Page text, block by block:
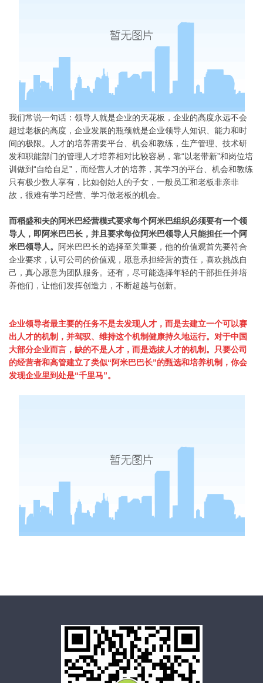
我们常说一句话：领导人就是企业的天花板，企业的高度永远不会
超过老板的高度，企业发展的瓶颈就是企业领导人知识、能力和时
间的极限。人才的培养需要平台、机会和教练，生产管理、技术研
发和职能部门的管理人才培养相对比较容易，靠“以老带新”和岗位培
训做到“自给自足”，而经营人才的培养，其学习的平台、机会和教练
只有极少数人享有，比如创始人的子女，一般员工和老板非亲非
故，很难有学习经营、学习做老板的机会。
而稻盛和夫的阿米巴经营模式要求每个阿米巴组织必须要有一个领
导人，即阿米巴巴长，并且要求每位阿米巴领导人只能担任一个阿
米巴领导人。
阿米巴巴长的选择至关重要，他的价值观首先要符合
企业要求，认可公司的价值观，愿意承担经营的责任，喜欢挑战自
己，真心愿意为团队服务。还有，尽可能选择年轻的干部担任并培
养他们，让他们发挥创造力，不断超越与创新。
企业领导者最主要的任务不是去发现人才，而是去建立一个可以赛
出人才的机制，并驾驭、维持这个机制健康持久地运行。对于中国
大部分企业而言，缺的不是人才，而是选拔人才的机制。只要公司
的经营者和高管建立了类似“阿米巴巴长”的甄选和培养机制，你会
发现企业里到处是“千里马”。